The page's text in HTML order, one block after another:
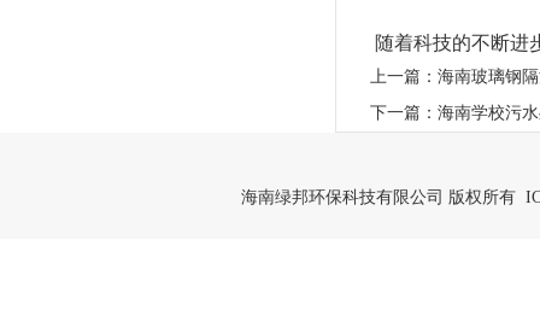
随着科技的不断进步
上一篇： 海南玻璃钢
下一篇： 海南学校污
海南绿邦环保科技有限公司 版权所有